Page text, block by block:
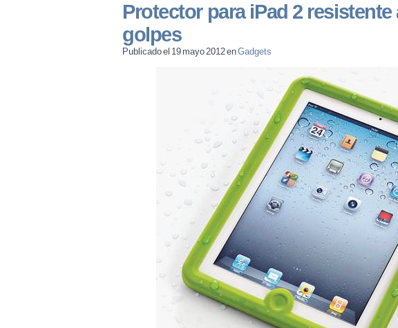
Protector para iPad 2 resistente
golpes
Publicado el 19 mayo 2012 enGadgets